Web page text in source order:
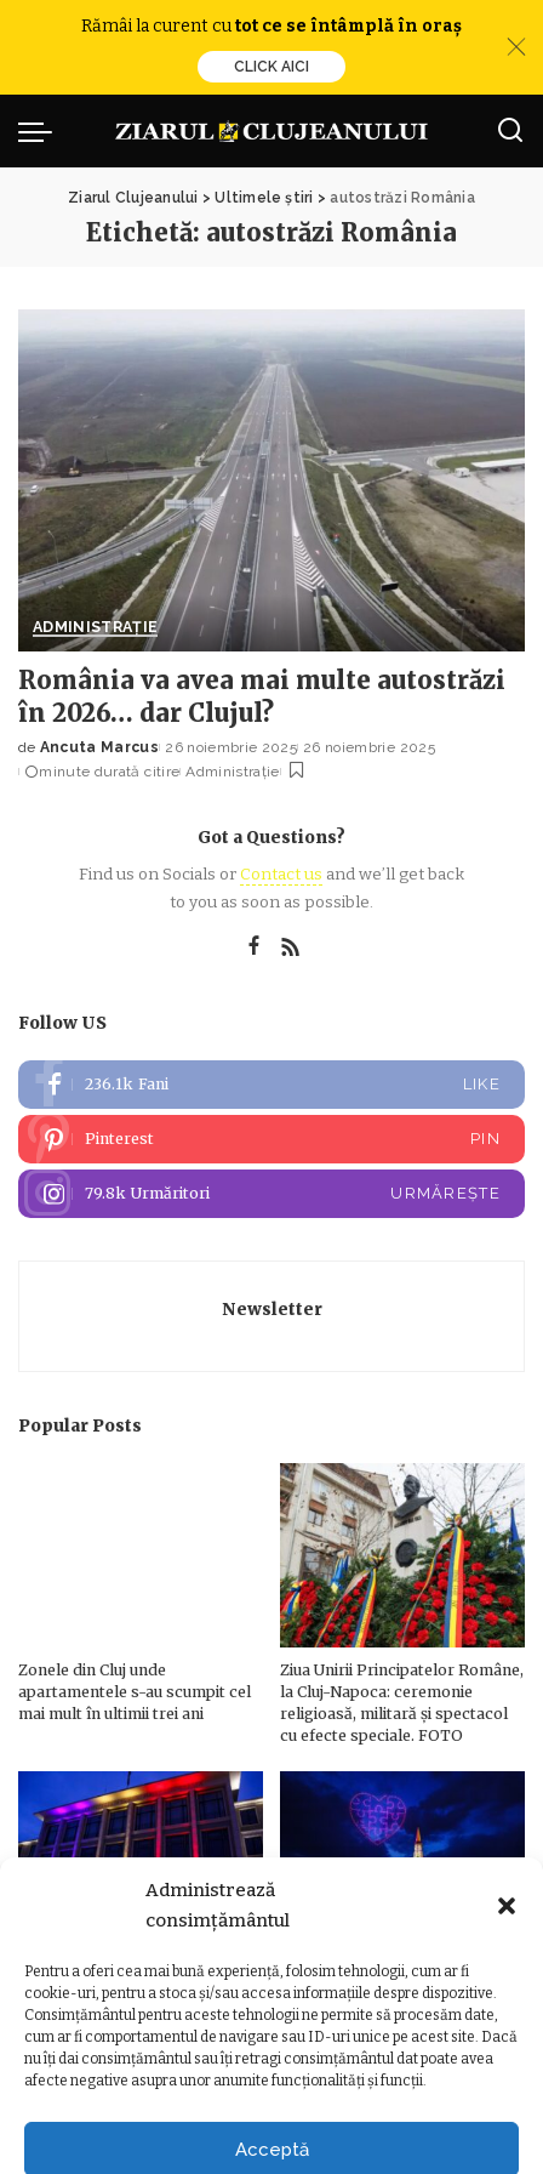
Administrează
consimțământul
Pentru a oferi cea mai bună experiență, folosim tehnologii, cum ar fi
cookie-uri, pentru a stoca și/sau accesa informațiile despre dispozitive.
Consimțământul pentru aceste tehnologii ne permite să procesăm date,
cum ar fi comportamentul de navigare sau ID-uri unice pe acest site. Dacă
nu îți dai consimțământul sau îți retragi consimțământul dat poate avea
afecte negative asupra unor anumite funcționalități și funcții.
Acceptă
Rămâi la curent cutot ce se întâmplă în oraș
CLICK AICI
Ziarul Clujeanului >Ultimele știri >autostrăzi România
Etichetă: autostrăzi România
ADMINISTRAȚIE
România va avea mai multe autostrăzi
în 2026… dar Clujul?
Posted
by
de Ancuta Marcus 26 noiembrie 2025 26 noiembrie 2025
minute durată citire Administrație
Got a Questions?
Find us on Socials orContact us and we’ll get back
to you as soon as possible.
Follow US
236.1k Fani LIKE
Pinterest PIN
79.8k Urmăritori URMĂREȘTE
Newsletter
Popular Posts
Zonele din Cluj unde
apartamentele s-au scumpit cel
mai mult în ultimii trei ani
Ziua Unirii Principatelor Române,
la Cluj-Napoca: ceremonie
religioasă, militară și spectacol
cu efecte speciale. FOTO
Ziua Unirii Principatelor Române
– Clădiri și poduri din Cluj,
iluminate în culorile drapelului
Ziua Unirii la Cluj-Napoca.
Programul complet al
evenimentelor